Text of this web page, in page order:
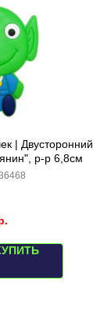
| Двусторонний
р-р 6,8см